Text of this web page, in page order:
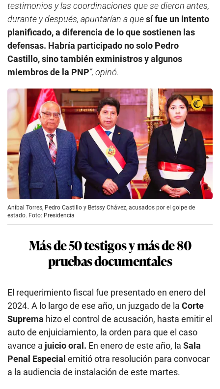
testimonios y las coordinaciones que se dieron antes,
durante y después, apuntarían a quesí fue un intento
planificado, a diferencia de lo que sostienen las
defensas. Habría participado no solo Pedro
Castillo, sino también exministros y algunos
miembros de la PNP”, opinó.
Aníbal Torres, Pedro Castillo y Betssy Chávez, acusados por el golpe de
estado. Foto: Presidencia
Más de 50 testigos y más de 80
pruebas documentales
El requerimiento fiscal fue presentado en enero del
2024. A lo largo de ese año, un juzgado de la Corte
Suprema hizo el control de acusación, hasta emitir el
auto de enjuiciamiento, la orden para que el caso
avance a juicio oral. En enero de este año, la Sala
Penal Especial emitió otra resolución para convocar
a la audiencia de instalación de este martes.